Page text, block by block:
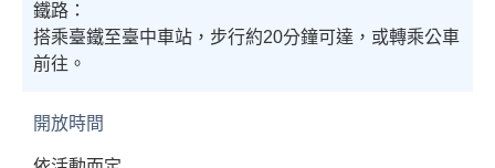
鐵路：
搭乘臺鐵至臺中車站，步行約20分鐘可達，或轉乘公車
前往。
開放時間